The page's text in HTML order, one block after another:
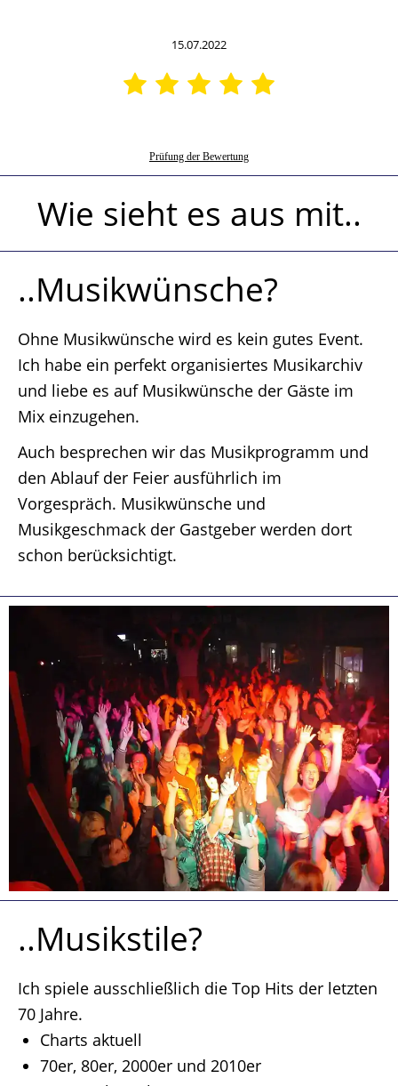
15.07.2022
Prüfung der Bewertung
Wie sieht es aus mit..
..Musikwünsche?
Ohne Musikwünsche wird es kein gutes Event.
Ich habe ein perfekt organisiertes Musikarchiv
und liebe es auf Musikwünsche der Gäste im
Mix einzugehen.
Auch besprechen wir das Musikprogramm und
den Ablauf der Feier ausführlich im
Vorgespräch. Musikwünsche und
Musikgeschmack der Gastgeber werden dort
schon berücksichtigt.
..Musikstile?
Ich spiele ausschließlich die Top Hits der letzten
70 Jahre.
Charts aktuell
70er, 80er, 2000er und 2010er